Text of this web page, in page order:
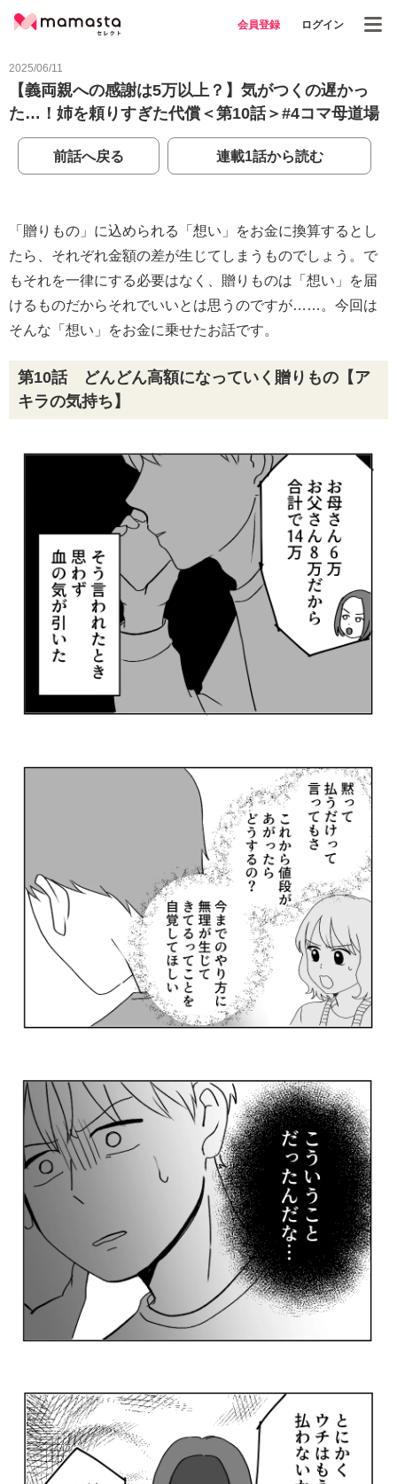
会員登録 ログイン
2025/06/11
【義両親への感謝は5万以上？】気がつくの遅かっ
た…！姉を頼りすぎた代償＜第10話＞#4コマ母道場
前話へ戻る 連載1話から読む
「贈りもの」に込められる「想い」をお金に換算するとし
たら、それぞれ金額の差が生じてしまうものでしょう。で
もそれを一律にする必要はなく、贈りものは「想い」を届
けるものだからそれでいいとは思うのですが……。今回は
そんな「想い」をお金に乗せたお話です。
第10話 どんどん高額になっていく贈りもの【ア
キラの気持ち】